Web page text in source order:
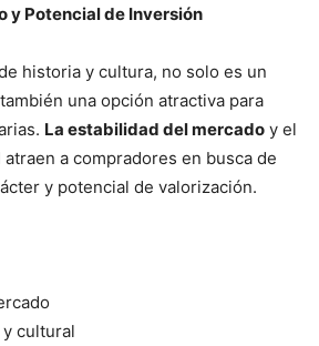
y Potencial de Inversión
historia y cultura, no solo es un
una opción atractiva para
La estabilidad del mercado y el
a compradores en busca de
y potencial de valorización.
cultural